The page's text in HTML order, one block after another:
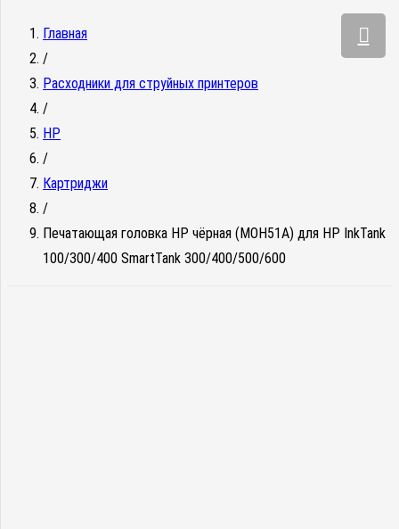
Главная
/
Расходники для струйных принтеров
/
HP
/
Картриджи
/
Печатающая головка HP чёрная (MOH51A) для HP InkTank
100/300/400 SmartTank 300/400/500/600